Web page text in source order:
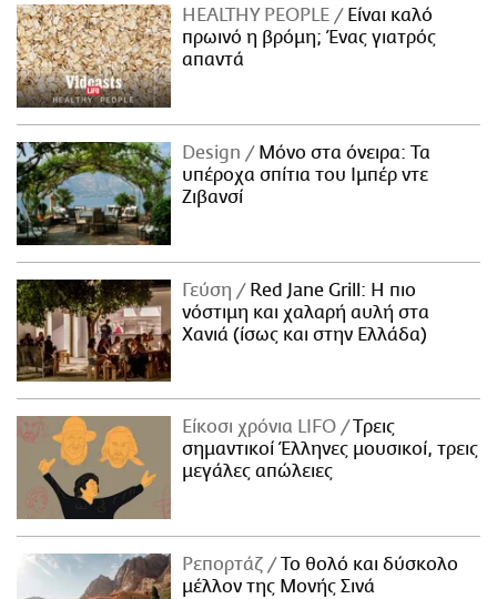
HEALTHY PEOPLE
Είναι καλό
πρωινό η βρόμη; Ένας γιατρός
απαντά
Design
Μόνο στα όνειρα: Τα
υπέροχα σπίτια του Ιμπέρ ντε
Ζιβανσί
Γεύση
Red Jane Grill: Η πιο
νόστιμη και χαλαρή αυλή στα
Χανιά (ίσως και στην Ελλάδα)
Είκοσι χρόνια LIFO
Tρεις
σημαντικοί Έλληνες μουσικοί, τρεις
μεγάλες απώλειες
Ρεπορτάζ
Το θολό και δύσκολο
μέλλον της Μονής Σινά